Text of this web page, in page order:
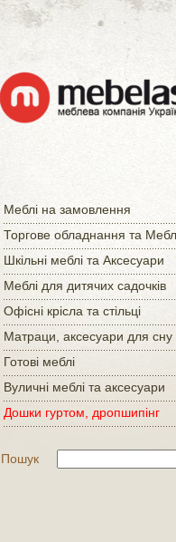
Меблі на замовлення
Торгове обладнання та
Шкільні меблі та Аксесуари
Меблі для дитячих садочків
Офісні крісла та стільці
Матраци, аксесуари для сну
Готові меблі
Вуличні меблі та аксесуари
Дошки гуртом, дропшипінг
Пошук